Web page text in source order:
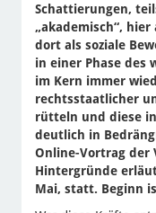
Schattierungen,
„akademisch“,
dort als soziale
in einer Phase des
im Kern immer
rechtsstaatlicher
rütteln und diese
deutlich in
Online-Vortrag der
Hintergründe
Mai, statt. Beginn